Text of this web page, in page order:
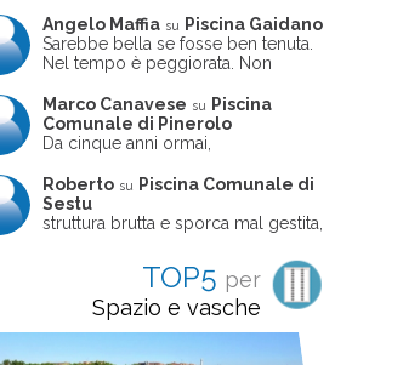
Angelo Maffia su
Piscina Gaidano
Sarebbe bella se fosse ben tenuta.
Nel tempo è peggiorata. Non
ne usciva insieme a me non ha
ritrovato le sue scarpe! Peccato
perché potrebbe essere un'ottima
frequentata non magnificamente
Marco Canavese su
Piscina
Comunale di Pinerolo
Da cinque anni ormai,
pomeriggio trascorro cinque-sei ore
in questa magnifica piscina con i miei
due figli che sono letteralmente
piccola, un po' in vasca grande, negli
spazi riservati al nuoto libero,
giochiamo, nuotiamo e facciamo
apnea insieme (sono stato assistente
bagnanti ed istruttore di nuoto in
Roberto su
Piscina Comunale di
Sestu
struttura brutta e sporca mal gestita,
poco professionale. la sconsiglio a
tutti coloro che amano le cose fatte
seriamente poiché é tutto
improvvisato
TOP5 per
Spazio e vasche